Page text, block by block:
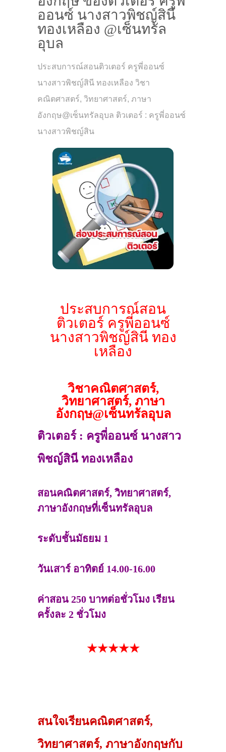
ออนซ์ นางสาวพิชญ์สินี
ทองเหลือง @เซ็นทรัล
อุบล
ประสบการณ์สอนติวเตอร์ ครูพี่ออนซ์
นางสาวพิชญ์สินี ทองเหลือง วิชา
คณิตศาสตร์, วิทยาศาสตร์, ภาษา
อังกฤษ@เซ็นทรัลอุบล ติวเตอร์ : ครูพี่ออนซ์
นางสาวพิชญ์สิน
ประสบการณ์สอน
ติวเตอร์ ครูพี่ออนซ์
นางสาวพิชญ์สินี ทอง
เหลือง
วิชาคณิตศาสตร์,
วิทยาศาสตร์, ภาษา
อังกฤษ@เซ็นทรัลอุบล
ติวเตอร์ : ครูพี่ออนซ์ นางสาว
พิชญ์สินี ทองเหลือง
สอนคณิตศาสตร์, วิทยาศาสตร์,
ภาษาอังกฤษที่เซ็นทรัลอุบล
ระดับชั้นมัธยม 1
วันเสาร์ อาทิตย์ 14.00-16.00
ค่าสอน 250 บาทต่อชั่วโมง เรียน
ครั้งละ 2 ชั่วโมง
★★★★★
สนใจเรียนคณิตศาสตร์,
วิทยาศาสตร์, ภาษาอังกฤษกับ